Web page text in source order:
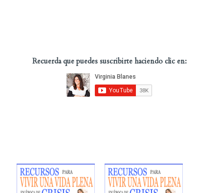
Recuerda que puedes suscribirte haciendo clic en: